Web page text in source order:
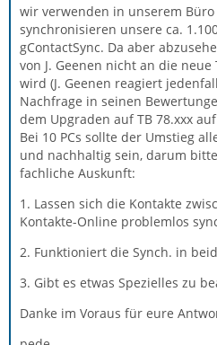
wir verwenden in unserem
synchronisieren unsere ca.
gContactSync. Da aber
von J. Geenen nicht an die
wird (J. Geenen reagiert
Nachfrage in seinen
dem Upgraden auf TB 78.xxx
Bei 10 PCs sollte der Umstieg
und nachhaltig sein, darum
fachliche Auskunft:
1. Lassen sich die Kontakte
Kontakte-Online problemlos
2. Funktioniert die Synch. in
3. Gibt es etwas Spezielles zu
Danke im Voraus für eure